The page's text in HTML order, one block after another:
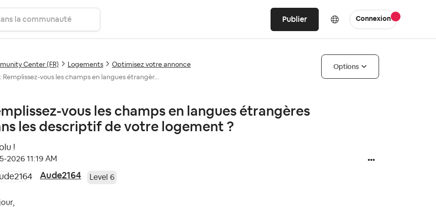
Publier Connexion
Center (FR) Logements
Optimisez votre annonce
Remplissez-vous les champs en langues étrangèr...
Options
vous les champs en langues étrangères
les descriptif de votre logement ?
!
2026 11:19 AM
Aude2164 Level 6